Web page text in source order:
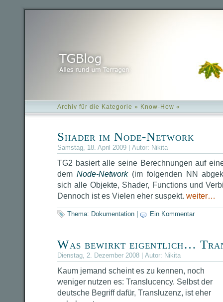
Archiv für die Kategorie » Know-How «
Shader im Node-Network
Samstag, 18. April 2009 | Autor: Nikita
TG2 basiert alle seine Berechnungen auf
dem Node-Network(im folgenden NN
sich alle Objekte, Shader, Functions und
Dennoch ist es Vielen eher suspekt. weiter…
Thema: Dokumentation Ein Kommentar
Was bewirkt eigentlich…
Dienstag, 2. Dezember 2008 | Autor: Nikita
Kaum jemand scheint es zu kennen, noch
weniger nutzen es: Translucency. Selbst der
deutsche Begriff dafür, Transluzenz, ist eher